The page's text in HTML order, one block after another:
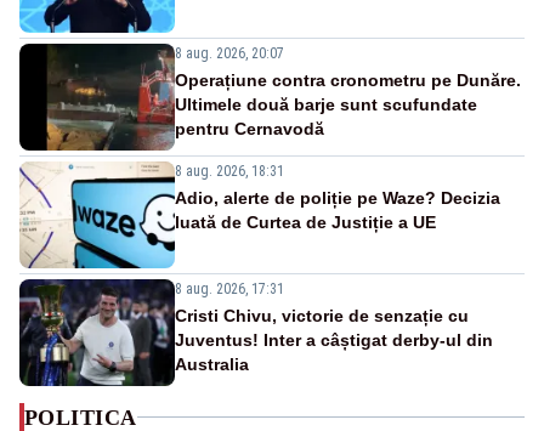
8 aug. 2026, 20:07
Operațiune contra cronometru pe Dunăre.
Ultimele două barje sunt scufundate
pentru Cernavodă
8 aug. 2026, 18:31
Adio, alerte de poliție pe Waze? Decizia
luată de Curtea de Justiție a UE
8 aug. 2026, 17:31
Cristi Chivu, victorie de senzație cu
Juventus! Inter a câștigat derby-ul din
Australia
POLITICA